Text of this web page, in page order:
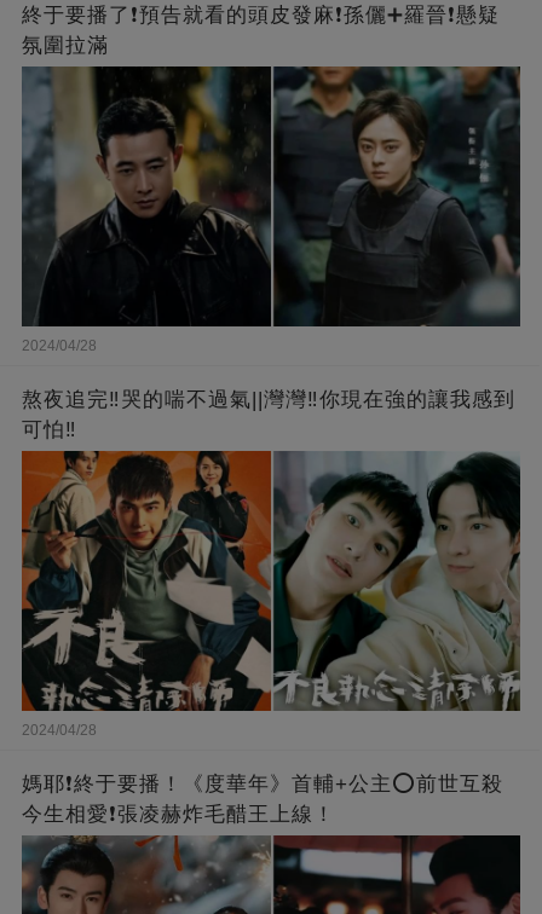
終于要播了❗️預告就看的頭皮發麻❗️孫儷➕羅晉❗懸疑
氛圍拉滿
2024/04/28
熬夜追完‼️哭的喘不過氣||灣灣‼️你現在強的讓我感到
可怕‼️
2024/04/28
媽耶❗️終于要播！《度華年》首輔+公主⭕前世互殺
今生相愛❗張凌赫炸毛醋王上線！